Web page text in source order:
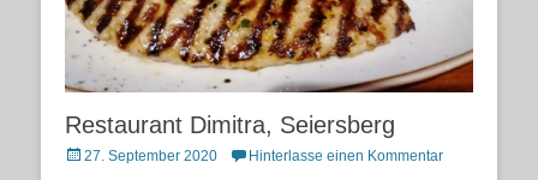
Restaurant Dimitra, Seiersberg
Posted
27. September 2020 Hinterlasse einen Kommentar